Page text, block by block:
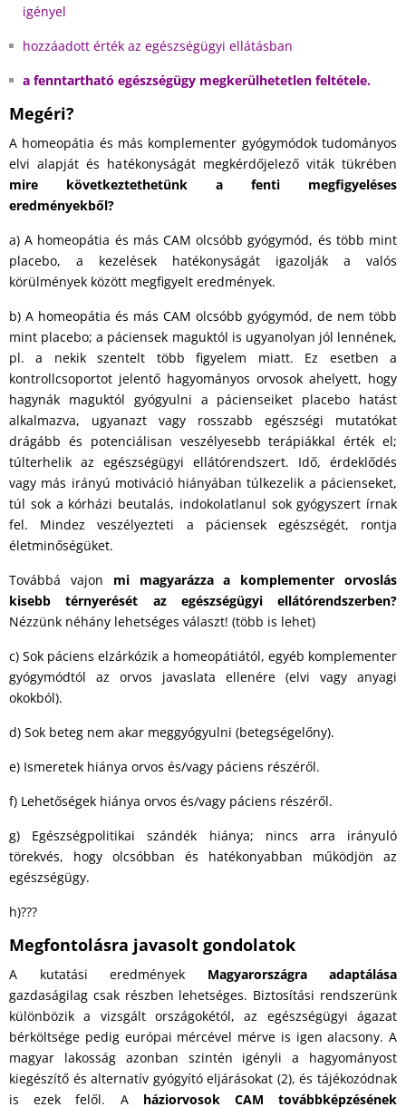
igényel
hozzáadott érték az egészségügyi ellátásban
a fenntartható egészségügy megkerülhetetlen feltétele.
Megéri?
A homeopátia és más komplementer gyógymódok tudományos
elvi alapját és hatékonyságát megkérdőjelező viták tükrében
mire következtethetünk a fenti megfigyeléses
eredményekből?
a) A homeopátia és más CAM olcsóbb gyógymód, és több mint
placebo, a kezelések hatékonyságát igazolják a valós
körülmények között megfigyelt eredmények.
b) A homeopátia és más CAM olcsóbb gyógymód, de nem több
mint placebo; a páciensek maguktól is ugyanolyan jól lennének,
pl. a nekik szentelt több figyelem miatt. Ez esetben a
kontrollcsoportot jelentő hagyományos orvosok ahelyett, hogy
hagynák maguktól gyógyulni a pácienseiket placebo hatást
alkalmazva, ugyanazt vagy rosszabb egészségi mutatókat
drágább és potenciálisan veszélyesebb terápiákkal érték el;
túlterhelik az egészségügyi ellátórendszert. Idő, érdeklődés
vagy más irányú motiváció hiányában túlkezelik a pácienseket,
túl sok a kórházi beutalás, indokolatlanul sok gyógyszert írnak
fel. Mindez veszélyezteti a páciensek egészségét, rontja
életminőségüket.
Továbbá vajon mi magyarázza a komplementer orvoslás
kisebb térnyerését az egészségügyi ellátórendszerben?
Nézzünk néhány lehetséges választ! (több is lehet)
c) Sok páciens elzárkózik a homeopátiától, egyéb komplementer
gyógymódtól az orvos javaslata ellenére (elvi vagy anyagi
okokból).
d) Sok beteg nem akar meggyógyulni (betegségelőny).
e) Ismeretek hiánya orvos és/vagy páciens részéről.
f) Lehetőségek hiánya orvos és/vagy páciens részéről.
g) Egészségpolitikai szándék hiánya; nincs arra irányuló
törekvés, hogy olcsóbban és hatékonyabban működjön az
egészségügy.
h)???
Megfontolásra javasolt gondolatok
A kutatási eredmények Magyarországra adaptálása
gazdaságilag csak részben lehetséges. Biztosítási rendszerünk
különbözik a vizsgált országokétól, az egészségügyi ágazat
bérköltsége pedig európai mércével mérve is igen alacsony. A
magyar lakosság azonban szintén igényli a hagyományost
kiegészítő és alternatív gyógyító eljárásokat (2), és tájékozódnak
is ezek felől. A háziorvosok CAM továbbképzésének